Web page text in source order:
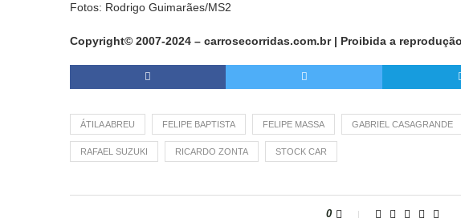
Fotos: Rodrigo Guimarães/MS2
Copyright© 2007-2024 – carrosecorridas.com.br | Proibida a
ÁTILA ABREU FELIPE BAPTISTA FELIPE MASSA GABRIEL CASAGRANDE
RAFAEL SUZUKI RICARDO ZONTA STOCK CAR
0